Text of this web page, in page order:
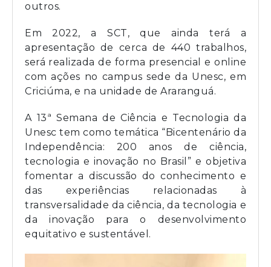
outros.
Em 2022, a SCT, que ainda terá a
apresentação de cerca de 440 trabalhos,
será realizada de forma presencial e online
com ações no campus sede da Unesc, em
Criciúma, e na unidade de Araranguá.
A 13ª Semana de Ciência e Tecnologia da
Unesc tem como temática “Bicentenário da
Independência: 200 anos de ciência,
tecnologia e inovação no Brasil” e objetiva
fomentar a discussão do conhecimento e
das experiências relacionadas à
transversalidade da ciência, da tecnologia e
da inovação para o desenvolvimento
equitativo e sustentável.